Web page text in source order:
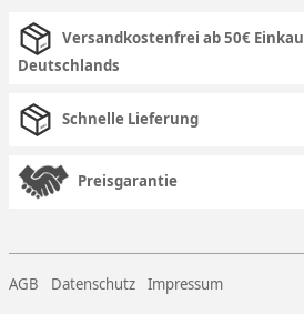
Versandkostenfrei ab 50€
Deutschlands
Schnelle Lieferung
Preisgarantie
AGB Datenschutz Impressum